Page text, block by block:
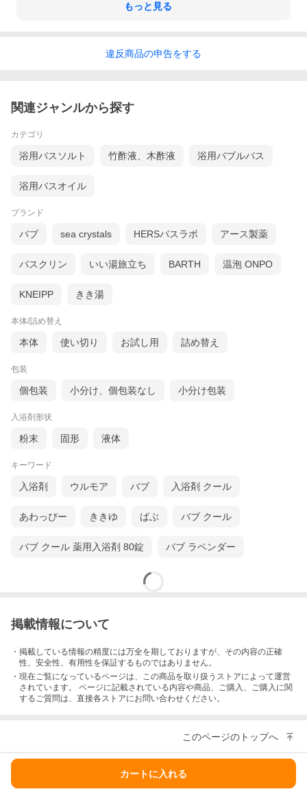
もっと見る
違反商品の申告をする
関連ジャンルから探す
カテゴリ
浴用バスソルト 竹酢液、木酢液 浴用バブルバス
浴用バスオイル
ブランド
バブ sea crystals HERSバスラボ アース製薬
バスクリン いい湯旅立ち BARTH 温泡 ONPO
KNEIPP きき湯
本体/詰め替え
本体 使い切り お試し用 詰め替え
包装
個包装 小分け、個包装なし 小分け包装
入浴剤形状
粉末 固形 液体
キーワード
入浴剤 ウルモア バブ 入浴剤 クール
あわっぴー ききゆ ばぶ バブ クール
バブ クール 薬用入浴剤 80錠 バブ ラベンダー
掲載情報について
・掲載している情報の精度には万全を期しておりますが、その内容の正確
性、安全性、有用性を保証するものではありません。
・現在ご覧になっているページは、この商品を取り扱うストアによって運営
されています。 ページに記載されている内容や商品、ご購入 、ご購入に関
するご質問は、直接各ストアにお問い合わせください。
このページのトップへ
カートに入れる